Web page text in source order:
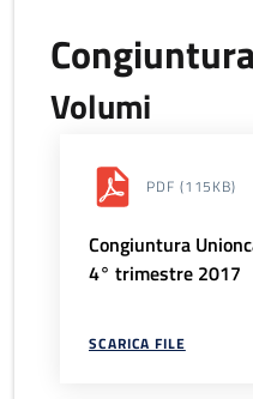
Volumi
PDF (115KB)
Congiuntura
4° trimestre 2017
SCARICA FILE